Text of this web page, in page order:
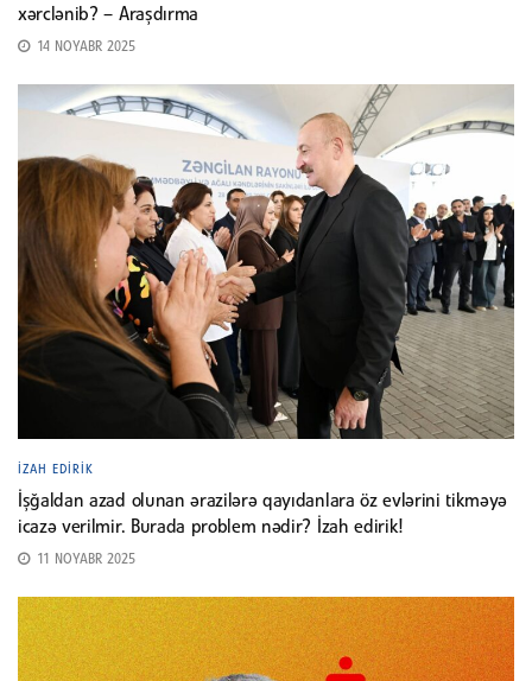
xərclənib? – Araşdırma
14 NOYABR 2025
İZAH EDIRIK
İşğaldan azad olunan ərazilərə qayıdanlara öz evlərini tikməyə
icazə verilmir. Burada problem nədir? İzah edirik!
11 NOYABR 2025